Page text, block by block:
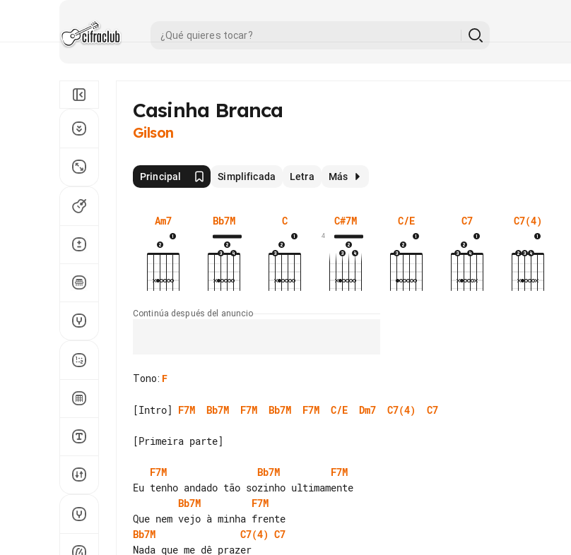
Casinha Branca
Gilson
Principal Simplificada Letra Más
Am7 Bb7M C C#7M
4
C/E C7 C7(4)
Continúa después del anuncio
Tono: F
[Intro] F7M Bb7M F7M Bb7M F7M C/E Dm7 C7(4) C7
[Primeira parte]
F7M Bb7M
F7M
Bb7M
F7M
Bb7M
C7(4) C7